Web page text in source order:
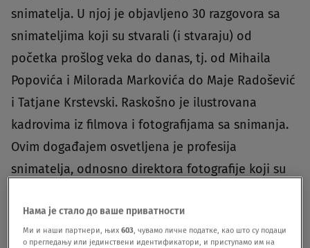
snimatelja. U njoj je objavljeno 30 razgovora sa
snimateljima koji su stvarali (i stvaraju) od
početka prošlog veka do danas, tj. od Mihaila
Popovića i Milorada Markovića do Maje Radošević
i Tatjane Krstevski. Raskošno je ilustrovana
kadrovima iz filmova i fotografijama sa snimanja.
Ovim događajem osvetljena je profesija
snimatelja, odnosno direktora fotografije koji su
ostvarenje rediteljevih ideja.U recenziji reditelja
Gorana Markovića ističe se da je ona napravila
Нама је стало до ваше приватности
Ми и наши партнери, њих603, чувамо личне податке, као што су подаци
о прегледању или јединствени идентификатори, и приступамо им на